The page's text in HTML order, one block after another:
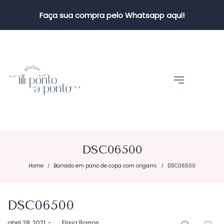
Faça sua compra pelo Whatsapp aqui!
DSC06500
Home / Barrado em pano de copa com origami. / DSC06500
DSC06500
Postado